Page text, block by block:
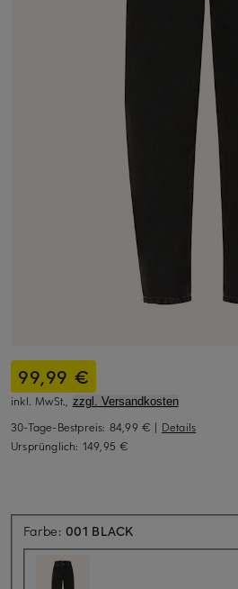
99,99 €
inkl. MwSt., zzgl. Versandkosten
30-Tage-Bestpreis: 84,99 € | Details
Ursprünglich: 149,95 €
Farbe:001 BLACK